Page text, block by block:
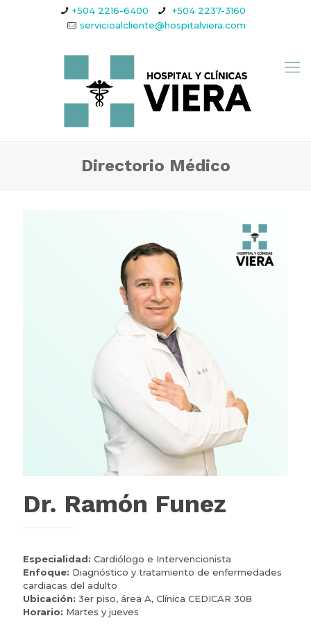
+504 2216-6400
+504 2237-3160
servicioalcliente@hospitalviera.com
Directorio Médico
Dr. Ramón Funez
Especialidad: Cardiólogo e Intervencionista
Enfoque: Diagnóstico y tratamiento de enfermedades
cardiacas del adulto
Ubicación: 3er piso, área A, Clínica CEDICAR 308
Horario: Martes y jueves